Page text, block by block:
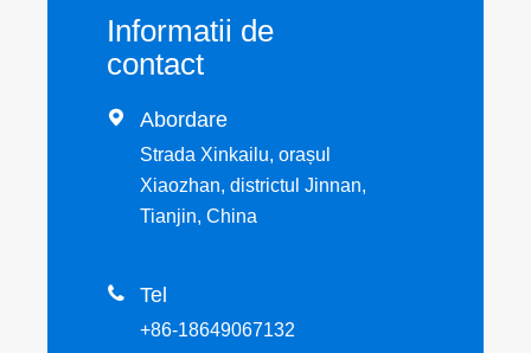
Informatii de
contact
 Abordare
Strada Xinkailu, orașul
Xiaozhan, districtul Jinnan,
Tianjin, China
 Tel
+86-18649067132